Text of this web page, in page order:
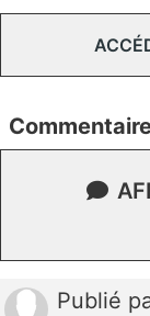
Publié